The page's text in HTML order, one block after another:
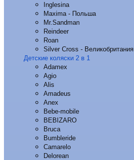
Inglesina
Maxima - Польша
Mr.Sandman
Reindeer
Roan
Silver Cross - Великобритания
Детские коляски 2 в 1
Adamex
Agio
Alis
Amadeus
Anex
Bebe-mobile
BEBIZARO
Bruca
Bumbleride
Camarelo
Delorean